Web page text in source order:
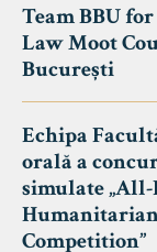
Team BBU
Law Moot
București
Echipa
orală a
simulate
Competition”